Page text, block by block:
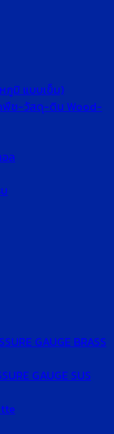
ภูมิ แบบเข็ม)
พืช-วัสดุ-ดิน Wood-
ล
GAUGE BRASS
GAUGE SUS